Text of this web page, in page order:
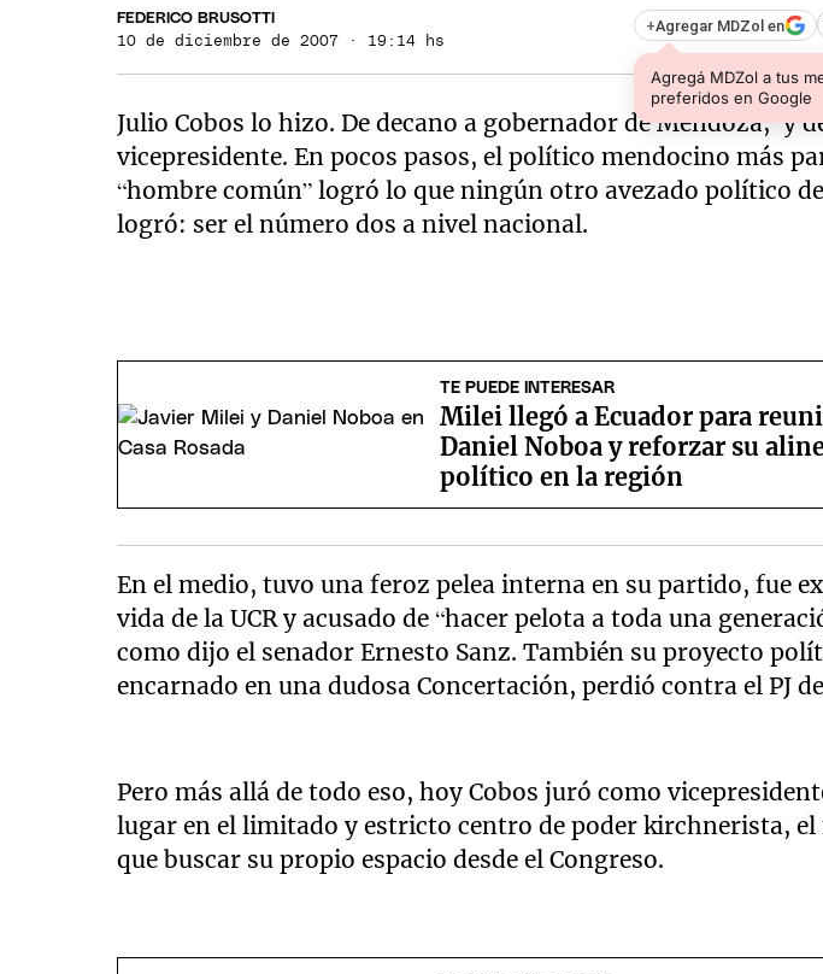
FEDERICO BRUSOTTI
10 de diciembre de 2007 · 19:14 hs
+Agregar MDZol en
Agregá MDZol a tus
preferidos en Google
Julio Cobos lo hizo. De decano a gobernador de Mendoza; y
vicepresidente. En pocos pasos, el político mendocino más
“hombre común” logró lo que ningún otro avezado político
logró: ser el número dos a nivel nacional.
TE PUEDE INTERESAR
Milei llegó a Ecuador para
Daniel Noboa y reforzar su
político en la región
En el medio, tuvo una feroz pelea interna en su partido, fue
vida de la UCR y acusado de “hacer pelota a toda una
como dijo el senador Ernesto Sanz. También su proyecto
encarnado en una dudosa Concertación, perdió contra el PJ de
Pero más allá de todo eso, hoy Cobos juró como
lugar en el limitado y estricto centro de poder kirchnerista,
que buscar su propio espacio desde el Congreso.